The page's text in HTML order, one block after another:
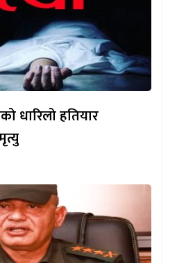
धारिलो हतियार